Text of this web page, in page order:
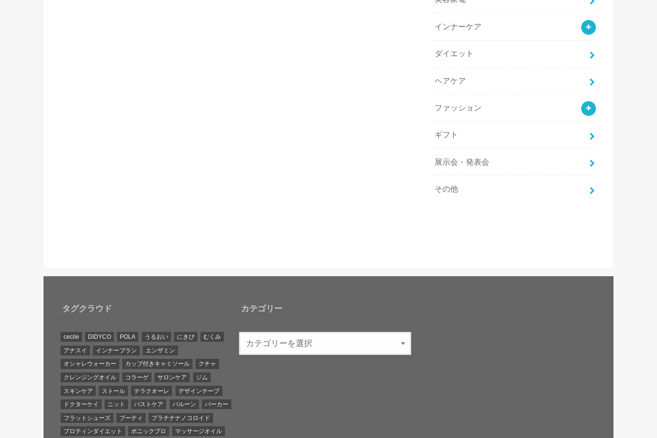
インナーケア
ダイエット
ヘアケア
ファッション
ギフト
展示会・発表会
その他
タグクラウド
cecile DIDYCO POLA うるおい にきび
むくみ
アナスイ
インナーブラン
エンザミン
オシャレウォーカー
カップ付きキャミソール
クチャ
クレンジングオイル
コラーゲ サロンケア
ジム
スキンケア
ストール テラクオーレ
デザインテープ
ドクターケイ
ニット バストケア バルーン
パーカー
フラットシューズ
ブーティ
プラチナナノコロイド
プロティンダイエット
ボニックプロ マッサージオイル
カテゴリー